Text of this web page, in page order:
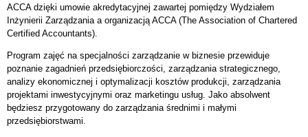
ACCA dzięki umowie akredytacyjnej zawartej pomiędzy Wydziałem
Inżynierii Zarządzania a organizacją ACCA (The Association of Chartered
Certified Accountants).
Program zajęć na specjalności zarządzanie w biznesie przewiduje
poznanie zagadnień przedsiębiorczości, zarządzania strategicznego,
analizy ekonomicznej i optymalizacji kosztów produkcji, zarządzania
projektami inwestycyjnymi oraz marketingu usług. Jako absolwent
będziesz przygotowany do zarządzania średnimi i małymi
przedsiębiorstwami.